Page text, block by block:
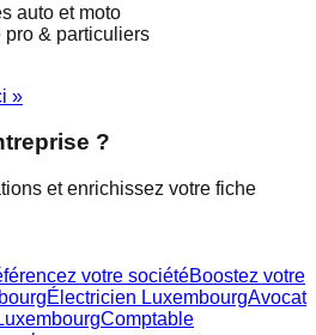
auto et moto
pro & particuliers
»
?
et enrichissez votre fiche
votre sociétéBoostez votre
Électricien LuxembourgAvocat
Comptable